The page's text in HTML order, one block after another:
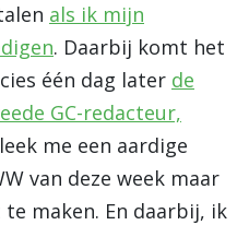
als ik mijn
. Daarbij komt het
één dag later de
GC-redacteur,
me een aardige
van deze week maar
maken. En daarbij, ik